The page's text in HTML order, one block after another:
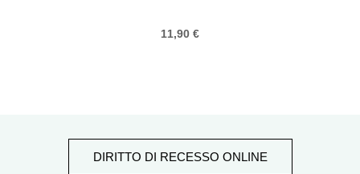
11,90 €
DIRITTO DI RECESSO ONLINE